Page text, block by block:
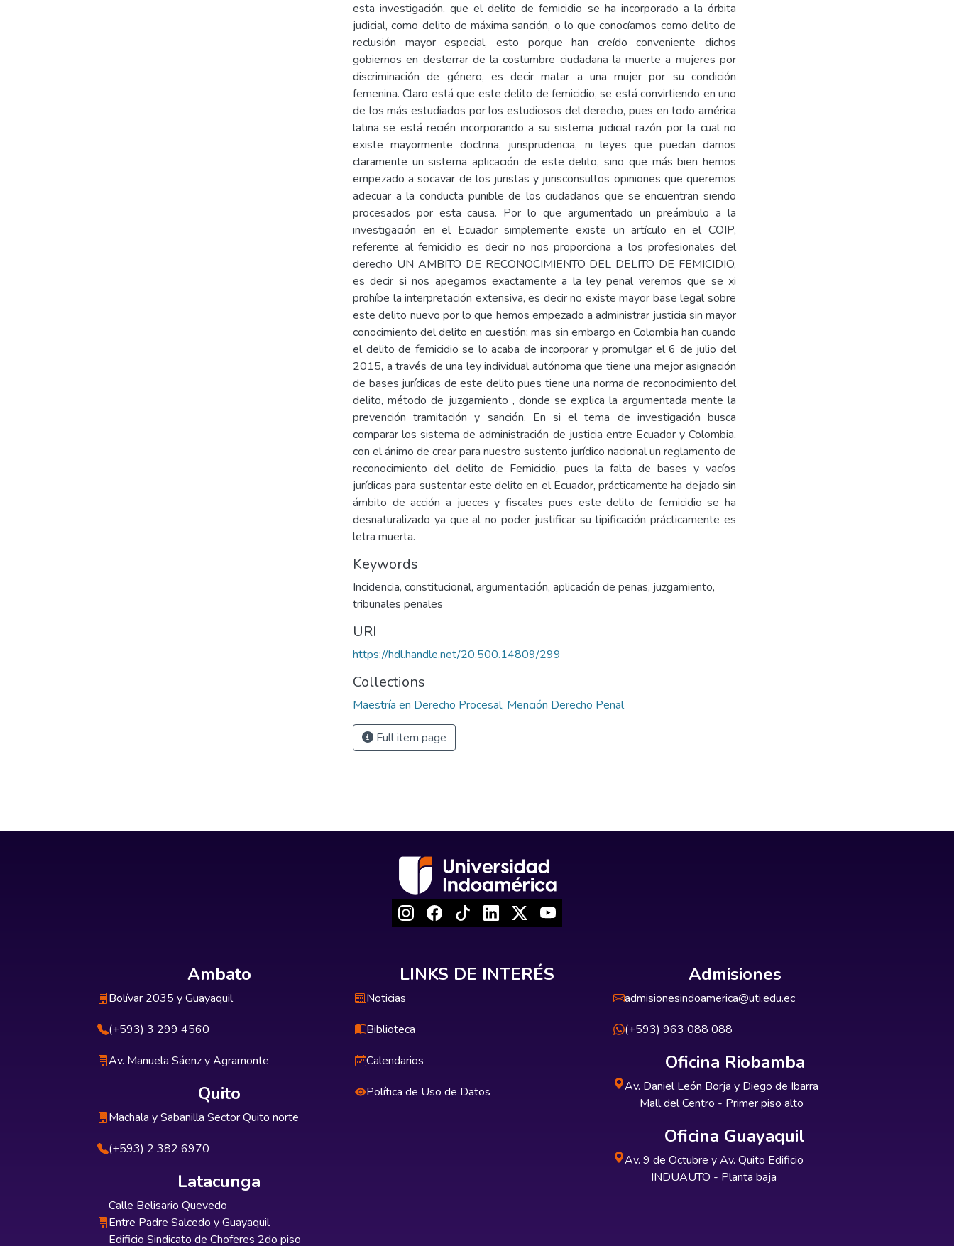
esta investigación, que el delito de femicidio se ha incorporado a la órbita
judicial, como delito de máxima sanción, o lo que conocíamos como delito de
reclusión mayor especial, esto porque han creído conveniente dichos
gobiernos en desterrar de la costumbre ciudadana la muerte a mujeres por
discriminación de género, es decir matar a una mujer por su condición
femenina. Claro está que este delito de femicidio, se está convirtiendo en uno
de los más estudiados por los estudiosos del derecho, pues en todo américa
latina se está recién incorporando a su sistema judicial razón por la cual no
existe mayormente doctrina, jurisprudencia, ni leyes que puedan darnos
claramente un sistema aplicación de este delito, sino que más bien hemos
empezado a socavar de los juristas y jurisconsultos opiniones que queremos
adecuar a la conducta punible de los ciudadanos que se encuentran siendo
procesados por esta causa. Por lo que argumentado un preámbulo a la
investigación en el Ecuador simplemente existe un artículo en el COIP,
referente al femicidio es decir no nos proporciona a los profesionales del
derecho UN AMBITO DE RECONOCIMIENTO DEL DELITO DE FEMICIDIO,
es decir si nos apegamos exactamente a la ley penal veremos que se xi
prohíbe la interpretación extensiva, es decir no existe mayor base legal sobre
este delito nuevo por lo que hemos empezado a administrar justicia sin mayor
conocimiento del delito en cuestión; mas sin embargo en Colombia han cuando
el delito de femicidio se lo acaba de incorporar y promulgar el 6 de julio del
2015, a través de una ley individual autónoma que tiene una mejor asignación
de bases jurídicas de este delito pues tiene una norma de reconocimiento del
delito, método de juzgamiento , donde se explica la argumentada mente la
prevención tramitación y sanción. En si el tema de investigación busca
comparar los sistema de administración de justicia entre Ecuador y Colombia,
con el ánimo de crear para nuestro sustento jurídico nacional un reglamento de
reconocimiento del delito de Femicidio, pues la falta de bases y vacíos
jurídicas para sustentar este delito en el Ecuador, prácticamente ha dejado sin
ámbito de acción a jueces y fiscales pues este delito de femicidio se ha
desnaturalizado ya que al no poder justificar su tipificación prácticamente es
letra muerta.
Keywords
Incidencia, constitucional, argumentación, aplicación de penas, juzgamiento,
tribunales penales
URI
https://hdl.handle.net/20.500.14809/299
Collections
Maestría en Derecho Procesal, Mención Derecho Penal
Full item page
Ambato
Bolívar 2035 y Guayaquil
(+593) 3 299 4560
Av. Manuela Sáenz y Agramonte
Quito
Machala y Sabanilla Sector Quito norte
(+593) 2 382 6970
Latacunga
Calle Belisario Quevedo
Entre Padre Salcedo y Guayaquil
Edificio Sindicato de Choferes 2do piso
LINKS DE INTERÉS
Noticias
Biblioteca
Calendarios
Política de Uso de Datos
Admisiones
admisionesindoamerica@uti.edu.ec
(+593) 963 088 088
Oficina Riobamba
Av. Daniel León Borja y Diego de Ibarra
Mall del Centro - Primer piso alto
Oficina Guayaquil
Av. 9 de Octubre y Av. Quito Edificio
INDUAUTO - Planta baja